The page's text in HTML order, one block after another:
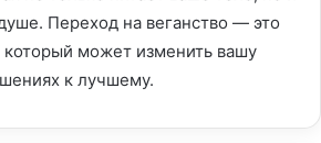
Переход на веганство — это
может изменить вашу
к лучшему.